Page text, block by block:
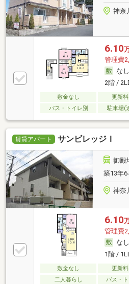
神奈
6.10
管理費
なし
2階 /
敷金なし 更新
バス・トイレ別
駐車場(
賃貸アパート サンビレッジＩ
御殿
築13年
神奈
6.10
管理費
なし
1階 /
敷金なし 更新
二人暮らし
バス・ト